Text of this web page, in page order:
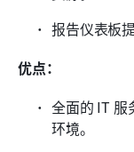
报告仪表板
优点：
全面的 IT 服
环境。